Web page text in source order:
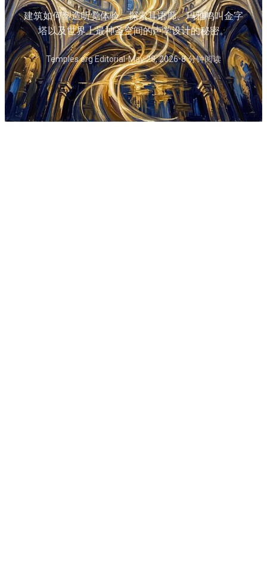
建筑如何塑造听觉体验。探索耳语廊、玛雅鸣叫金字
塔以及世界上最神圣空间的声学设计的秘密。
Temples.org Editorial•May 28, 2026•8 分钟阅读